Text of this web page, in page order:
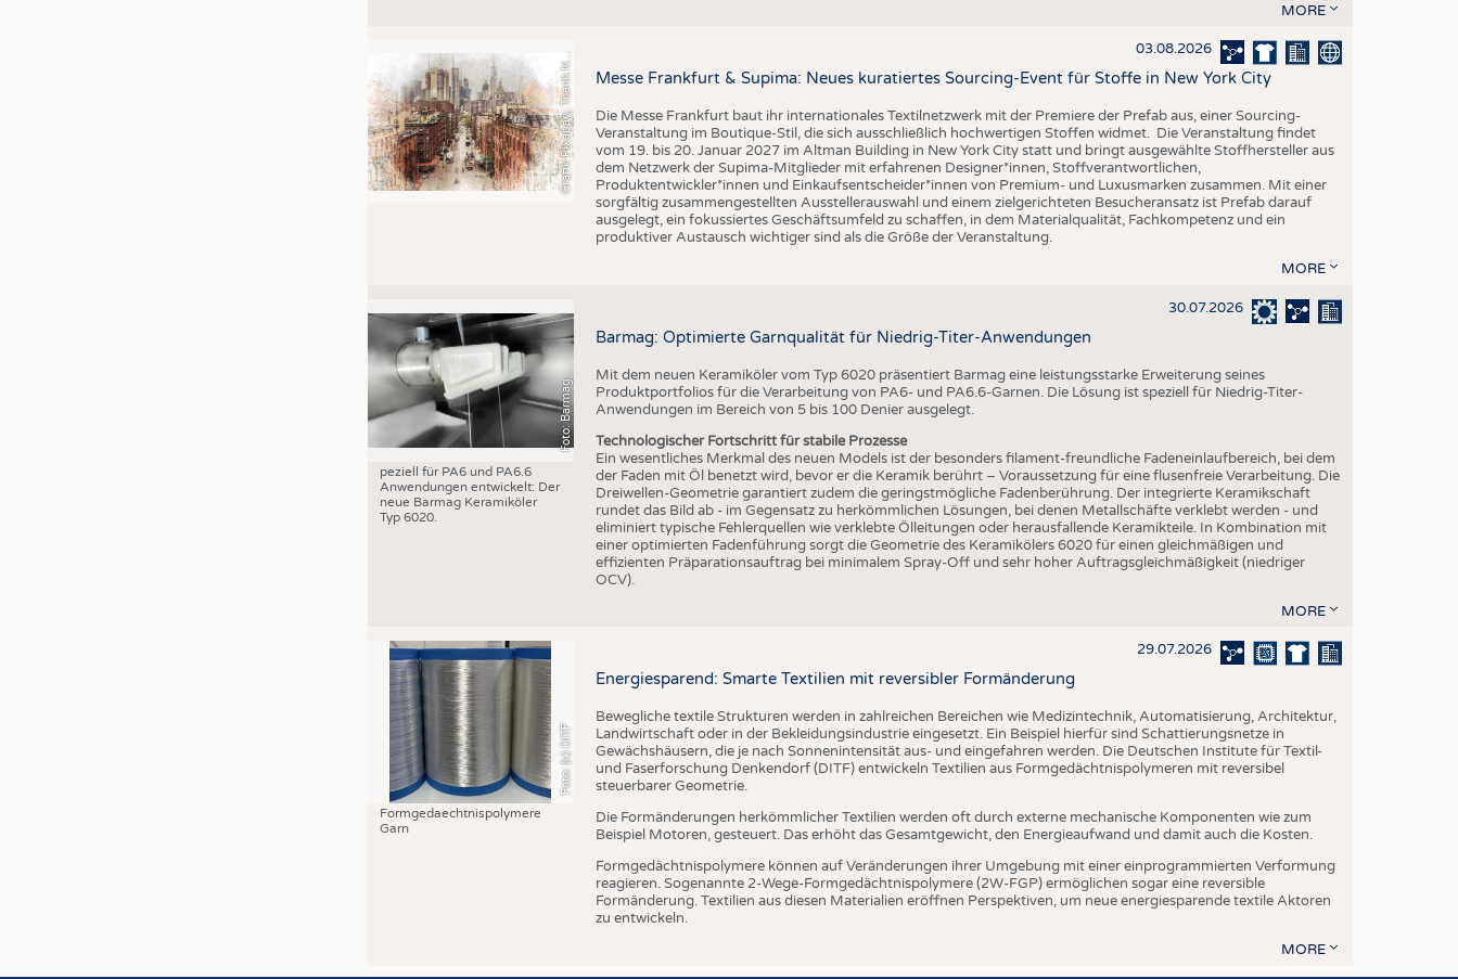
KRÜGER PERSONAL HEADHUNTING
PRAKTIKA & AUSBILDUNGEN
AUSSCHREIBUNGEN
DTV AUSSCHREIBUNGSDIENST
DAUNENCHECK
TERMINE
BRANCHENTERMINE
MORE
r
a
f
i
k
P
i
x
a
b
a
y
,
T
h
a
n
h
N
g
u
y
e
n
S
l 03.08.2026
Messe Frankfurt & Supima: Neues kuratiertes Sourcing-Event für Stoffe in New York City
Die Messe Frankfurt baut ihr internationales Textilnetzwerk mit der Premiere der Prefab aus, einer Sourcing-
Veranstaltung im Boutique-Stil, die sich ausschließlich hochwertigen Stoffen widmet. Die Veranstaltung findet
vom 19. bis 20. Januar 2027 im Altman Building in New York City statt und bringt ausgewählte Stoffhersteller aus
dem Netzwerk der Supima-Mitglieder mit erfahrenen Designer*innen, Stoffverantwortlichen,
Produktentwickler*innen und Einkaufsentscheider*innen von Premium- und Luxusmarken zusammen. Mit einer
sorgfältig zusammengestellten Ausstellerauswahl und einem zielgerichteten Besucheransatz ist Prefab darauf
ausgelegt, ein fokussiertes Geschäftsumfeld zu schaffen, in dem Materialqualität, Fachkompetenz und ein
produktiver Austausch wichtiger sind als die Größe der Veranstaltung.
MORE
Foto: Barmag
peziell für PA6 und PA6.6
Anwendungen entwickelt: Der
neue Barmag Keramiköler
Typ 6020.
30.07.2026
Barmag: Optimierte Garnqualität für Niedrig-Titer-Anwendungen
Mit dem neuen Keramiköler vom Typ 6020 präsentiert Barmag eine leistungsstarke Erweiterung seines
Produktportfolios für die Verarbeitung von PA6- und PA6.6-Garnen. Die Lösung ist speziell für Niedrig-Titer-
Anwendungen im Bereich von 5 bis 100 Denier ausgelegt.
Technologischer Fortschritt für stabile Prozesse
Ein wesentliches Merkmal des neuen Models ist der besonders filament-freundliche Fadeneinlaufbereich, bei dem
der Faden mit Öl benetzt wird, bevor er die Keramik berührt – Voraussetzung für eine flusenfreie Verarbeitung. Die
Dreiwellen-Geometrie garantiert zudem die geringstmögliche Fadenberührung. Der integrierte Keramikschaft
rundet das Bild ab - im Gegensatz zu herkömmlichen Lösungen, bei denen Metallschäfte verklebt werden - und
eliminiert typische Fehlerquellen wie verklebte Ölleitungen oder herausfallende Keramikteile. In Kombination mit
einer optimierten Fadenführung sorgt die Geometrie des Keramikölers 6020 für einen gleichmäßigen und
effizienten Präparationsauftrag bei minimalem Spray-Off und sehr hoher Auftragsgleichmäßigkeit (niedriger
OCV).
MORE
Foto: (c) DITF
Formgedaechtnispolymere
Garn
29.07.2026
Energiesparend: Smarte Textilien mit reversibler Formänderung
Bewegliche textile Strukturen werden in zahlreichen Bereichen wie Medizintechnik, Automatisierung, Architektur,
Landwirtschaft oder in der Bekleidungsindustrie eingesetzt. Ein Beispiel hierfür sind Schattierungsnetze in
Gewächshäusern, die je nach Sonnenintensität aus- und eingefahren werden. Die Deutschen Institute für Textil-
und Faserforschung Denkendorf (DITF) entwickeln Textilien aus Formgedächtnispolymeren mit reversibel
steuerbarer Geometrie.
Die Formänderungen herkömmlicher Textilien werden oft durch externe mechanische Komponenten wie zum
Beispiel Motoren, gesteuert. Das erhöht das Gesamtgewicht, den Energieaufwand und damit auch die Kosten.
Formgedächtnispolymere können auf Veränderungen ihrer Umgebung mit einer einprogrammierten Verformung
reagieren. Sogenannte 2-Wege-Formgedächtnispolymere (2W-FGP) ermöglichen sogar eine reversible
Formänderung. Textilien aus diesen Materialien eröffnen Perspektiven, um neue energiesparende textile Aktoren
zu entwickeln.
MORE